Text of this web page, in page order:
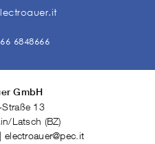
6848666
GmbH
13
Latsch (BZ)
|electroauer@pec.it